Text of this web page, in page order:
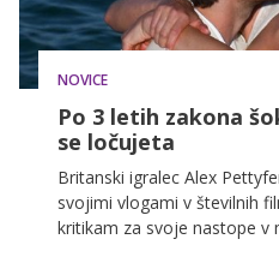
NOVICE
Po 3 letih zakona
se ločujeta
Britanski igralec Alex
svojimi vlogami v številnih
kritikam za svoje nastope v